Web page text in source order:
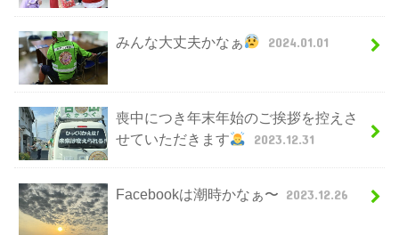
みんな大丈夫かなぁ 2024.01.01
喪中につき年末年始のご挨拶を控えさ
せていただきます
2023.12.31
Facebookは潮時かなぁ〜 2023.12.26